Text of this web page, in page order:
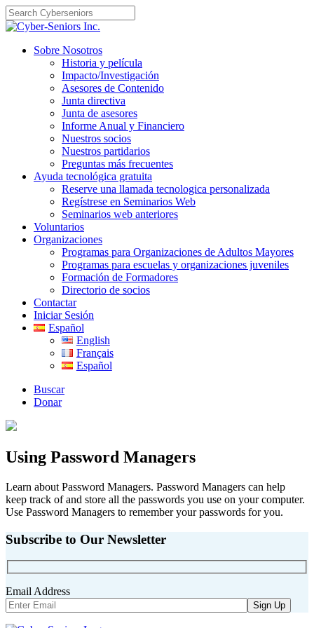
Skip
to
content
Sobre Nosotros
Historia y película
Impacto/Investigación
Asesores de Contenido
Junta directiva
Junta de asesores
Informe Anual y Financiero
Nuestros socios
Nuestros partidarios
Preguntas más frecuentes
Ayuda tecnológica gratuita
Reserve una llamada tecnologica personalizada
Regístrese en Seminarios Web
Seminarios web anteriores
Voluntarios
Organizaciones
Programas para Organizaciones de Adultos Mayores
Programas para escuelas y organizaciones juveniles
Formación de Formadores
Directorio de socios
Contactar
Iniciar Sesión
Español
English
Français
Español
Buscar
Donar
Using Password Managers
Learn about Password Managers. Password Managers can help
keep track of and store all the passwords you use on your computer.
Use Password Managers to remember your passwords for you.
Subscribe to Our Newsletter
Email Address